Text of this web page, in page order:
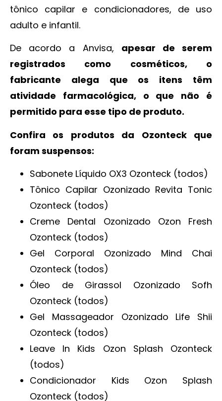
tônico capilar e condicionadores, de uso
adulto e infantil.
De acordo a Anvisa, apesar de serem
registrados como cosméticos, o
fabricante alega que os itens têm
atividade farmacológica, o que não é
permitido para esse tipo de produto.
Confira os produtos da Ozonteck que
foram suspensos:
Sabonete Líquido OX3 Ozonteck (todos)
Tônico Capilar Ozonizado Revita Tonic
Ozonteck (todos)
Creme Dental Ozonizado Ozon Fresh
Ozonteck (todos)
Gel Corporal Ozonizado Mind Chai
Ozonteck (todos)
Óleo de Girassol Ozonizado Sofh
Ozonteck (todos)
Gel Massageador Ozonizado Life Shii
Ozonteck (todos)
Leave In Kids Ozon Splash Ozonteck
(todos)
Condicionador Kids Ozon Splash
Ozonteck (todos)